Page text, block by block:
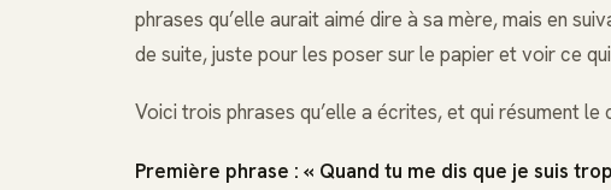
phrases qu’elle aurait aimé dire à sa mère, mais en
de suite, juste pour les poser sur le papier et voir ce
Voici trois phrases qu’elle a écrites, et qui résument le
Première phrase : « Quand tu me dis que je suis